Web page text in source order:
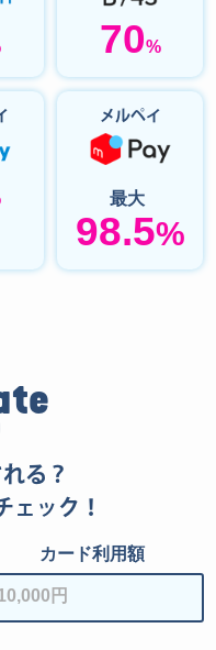
70%
メルペイ
最大
98.5%
る？
ェック！
カード利用額